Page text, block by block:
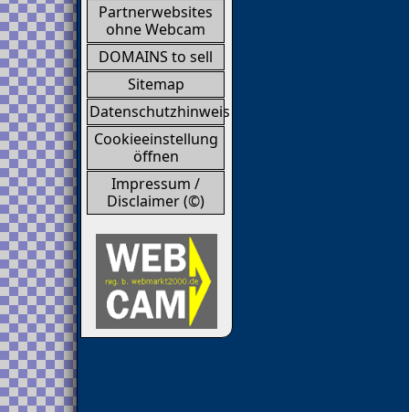
Partnerwebsites
ohne Webcam
DOMAINS to sell
Sitemap
Datenschutzhinweis
Cookieeinstellung
öffnen
Impressum /
Disclaimer (©)